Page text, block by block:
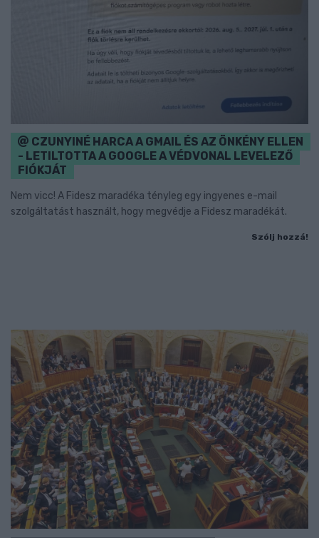
CZUNYINÉ HARCA A GMAIL ÉS AZ ÖNKÉNY ELLEN
- LETILTOTTA A GOOGLE A VÉDVONAL LEVELEZŐ
FIÓKJÁT
Nem vicc! A Fidesz maradéka tényleg egy ingyenes e-mail
szolgáltatást használt, hogy megvédje a Fidesz maradékát.
Szólj hozzá!